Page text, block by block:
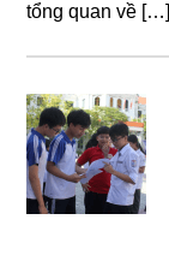
tổng quan về […]